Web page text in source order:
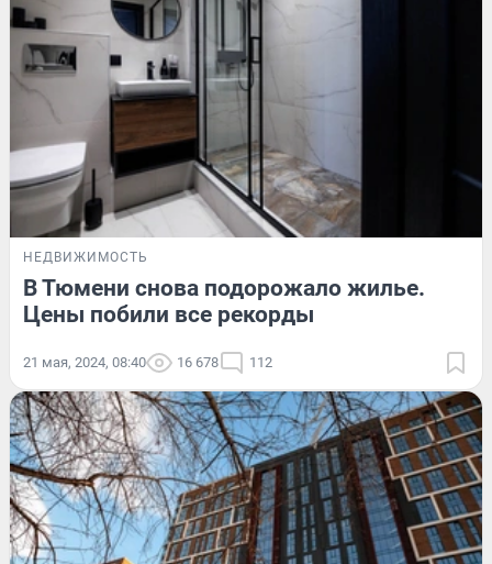
НЕДВИЖИМОСТЬ
В Тюмени снова подорожало жилье.
Цены побили все рекорды
21 мая, 2024, 08:40 16 678 112